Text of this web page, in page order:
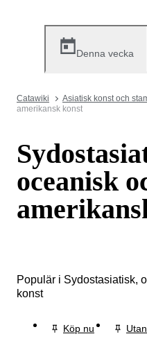
Denna vecka
Catawiki Asiatisk konst och
amerikansk konst
oceanisk
Populär i Sydostasiatisk,
konst
Köp nu